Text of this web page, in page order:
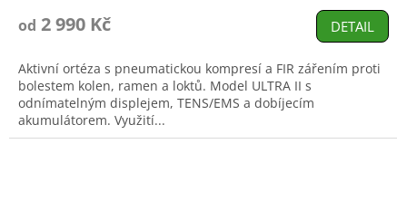
produktu
z
5
hvězdiček.
od 2 990 Kč DETAIL
Aktivní ortéza s pneumatickou kompresí a FIR zářením proti
bolestem kolen, ramen a loktů. Model ULTRA II s
odnímatelným displejem, TENS/EMS a dobíjecím
akumulátorem. Využití...